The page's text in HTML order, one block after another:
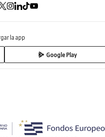
la app
Google Play